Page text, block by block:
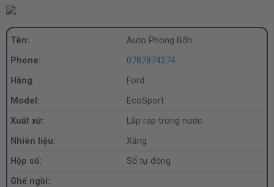
Tên:
Auto Phong Bổn
Phone:
0787874274
Hãng:
Ford
Model:
EcoSport
Xuất xứ:
Lắp ráp trong nước
Nhiên liệu:
Xăng
Hộp số:
Số tự động
Ghế ngồi: